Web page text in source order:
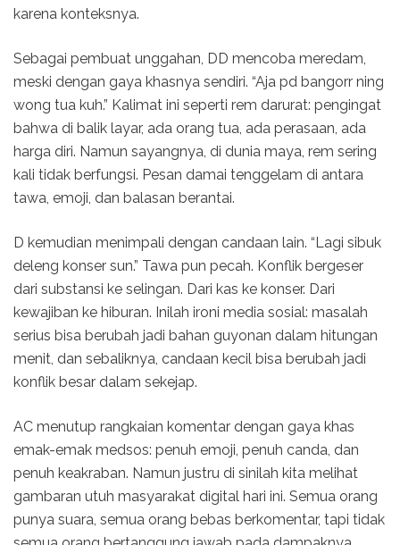
karena konteksnya.
Sebagai pembuat unggahan, DD mencoba meredam,
meski dengan gaya khasnya sendiri. “Aja pd bangorr ning
wong tua kuh.” Kalimat ini seperti rem darurat: pengingat
bahwa di balik layar, ada orang tua, ada perasaan, ada
harga diri. Namun sayangnya, di dunia maya, rem sering
kali tidak berfungsi. Pesan damai tenggelam di antara
tawa, emoji, dan balasan berantai.
D kemudian menimpali dengan candaan lain. “Lagi sibuk
deleng konser sun.” Tawa pun pecah. Konflik bergeser
dari substansi ke selingan. Dari kas ke konser. Dari
kewajiban ke hiburan. Inilah ironi media sosial: masalah
serius bisa berubah jadi bahan guyonan dalam hitungan
menit, dan sebaliknya, candaan kecil bisa berubah jadi
konflik besar dalam sekejap.
AC menutup rangkaian komentar dengan gaya khas
emak-emak medsos: penuh emoji, penuh canda, dan
penuh keakraban. Namun justru di sinilah kita melihat
gambaran utuh masyarakat digital hari ini. Semua orang
punya suara, semua orang bebas berkomentar, tapi tidak